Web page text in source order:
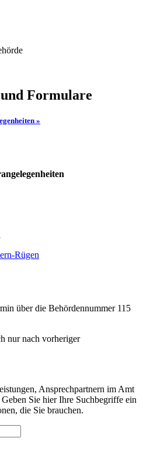
Formulare
»
Rügen
über die Behördennummer 115
nur nach vorheriger
Ansprechpartnern im Amt
Sie hier Ihre Suchbegriffe ein
die Sie brauchen.